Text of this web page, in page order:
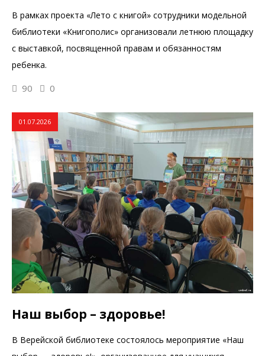
В рамках проекта «Лето с книгой» сотрудники модельной
библиотеки «Книгополис» организовали летнюю площадку
с выставкой, посвященной правам и обязанностям
ребенка.
90 0
01.07.2026
Наш выбор – здоровье!
В Верейской библиотеке состоялось мероприятие «Наш